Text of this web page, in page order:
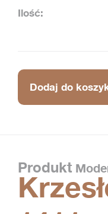
Ilość:
Dodaj do
Produkt